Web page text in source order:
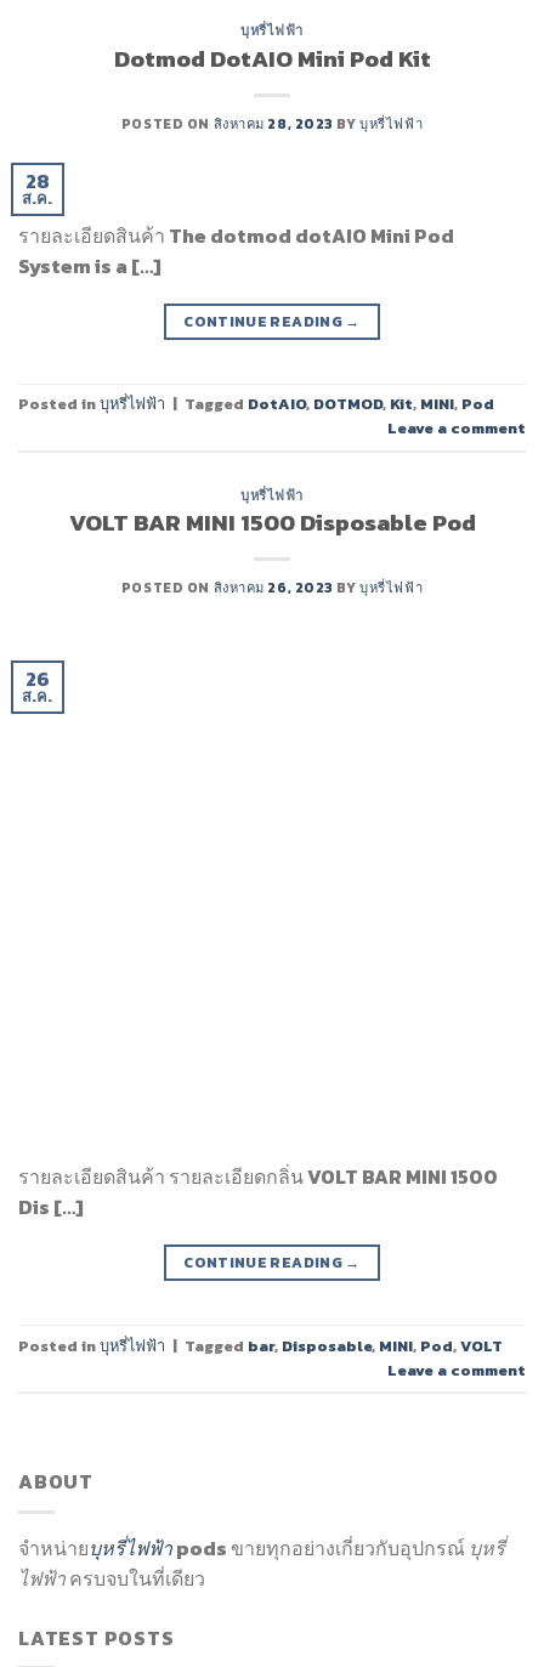
บุหรี่ไฟฟ้า
Dotmod DotAIO Mini Pod Kit
POSTED ON สิงหาคม 28, 2023 BYบุหรี่ไฟฟ้า
28
ส.ค.
รายละเอียดสินค้า The dotmod dotAIO Mini Pod
System is a […]
CONTINUE READING →
Posted inบุหรี่ไฟฟ้า | Tagged DotAIO, DOTMOD, Kit, MINI, Pod
Leave a comment
บุหรี่ไฟฟ้า
VOLT BAR MINI 1500 Disposable Pod
POSTED ON สิงหาคม 26, 2023 BYบุหรี่ไฟฟ้า
26
ส.ค.
รายละเอียดสินค้า รายละเอียดกลิ่น VOLT BAR MINI 1500
Dis […]
CONTINUE READING →
Posted inบุหรี่ไฟฟ้า | Tagged bar, Disposable, MINI, Pod,VOLT
Leave a comment
ABOUT
จำหน่ายบุหรี่ไฟฟ้าpods ขายทุกอย่างเกี่ยวกับอุปกรณ์ บุหรี่
ไฟฟ้าครบจบในที่เดียว
LATEST POSTS